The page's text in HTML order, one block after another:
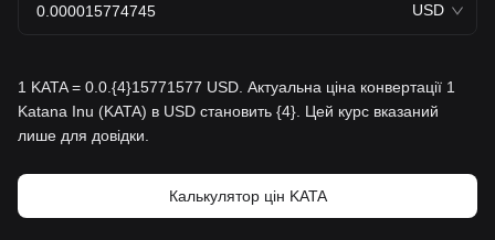
USD
1 KATA = 0.0.{4}15771577 USD. Актуальна ціна конвертації 1
Katana Inu (KATA) в USD становить {4}. Цей курс вказаний
лише для довідки.
Калькулятор цін KATA